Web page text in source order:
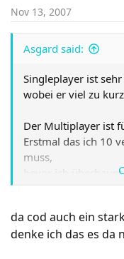
Nov 13, 2007
Asgard said:
Singleplayer ist
wobei er viel zu
Der Multiplayer ist
Erstmal das ich 10
muss,
bevor ich
Spielmodi auch
Team Deathmatch
da cod auch ein
denke ich das es da